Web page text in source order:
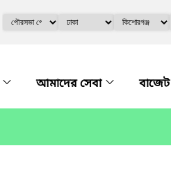
আমাদের সেবা বাজেট